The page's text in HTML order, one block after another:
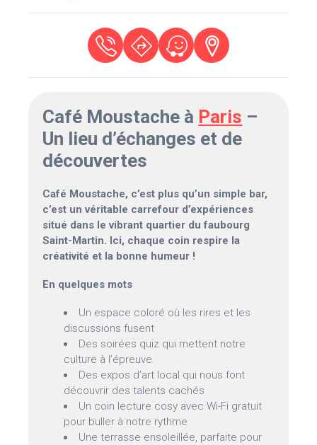
Café Moustache à Paris –
Un lieu d’échanges et de
découvertes
Café Moustache, c’est plus qu’un simple bar,
c’est un véritable carrefour d’expériences
situé dans le vibrant quartier du faubourg
Saint-Martin. Ici, chaque coin respire la
créativité et la bonne humeur !
En quelques mots
Un espace coloré où les rires et les
discussions fusent
Des soirées quiz qui mettent notre
culture à l’épreuve
Des expos d’art local qui nous font
découvrir des talents cachés
Un coin lecture cosy avec Wi-Fi gratuit
pour buller à notre rythme
Une terrasse ensoleillée, parfaite pour